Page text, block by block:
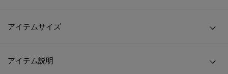
アイテムサイズ
アイテム説明